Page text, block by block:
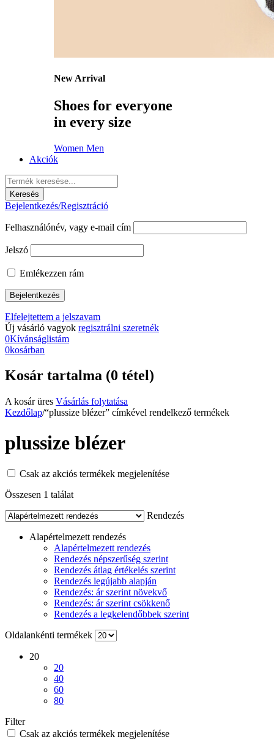
New Arrival
Shoes for everyone
in every size
Women Men
Akciók
Bejelentkezés/Regisztráció
Felhasználónév, vagy e-mail cím
Jelszó
Emlékezzen rám
Elfelejtettem a jelszavam
Új vásárló vagyok regisztrálni szeretnék
0Kívánságlistám
0kosárban
Kosár tartalma (0 tétel)
A kosár üres Vásárlás folytatása
Kezdőlap/“plussize blézer” címkével rendelkező termékek
plussize blézer
Csak az akciós termékek megjelenítése
Összesen 1 találat
Rendezés
Alapértelmezett rendezés
Alapértelmezett rendezés
Rendezés népszerűség szerint
Rendezés átlag értékelés szerint
Rendezés legújabb alapján
Rendezés: ár szerint növekvő
Rendezés: ár szerint csökkenő
Rendezés a legkelendőbbek szerint
Oldalankénti termékek
20
20
40
60
80
Filter
Csak az akciós termékek megjelenítése